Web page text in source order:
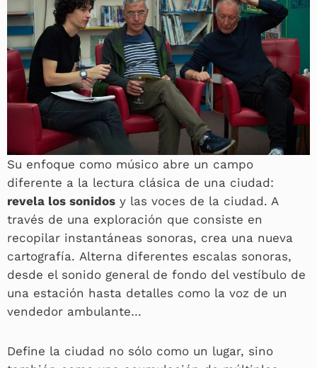
Su enfoque como músico abre un campo
diferente a la lectura clásica de una ciudad:
revela los sonidos y las voces de la ciudad. A
través de una exploración que consiste en
recopilar instantáneas sonoras, crea una nueva
cartografía. Alterna diferentes escalas sonoras,
desde el sonido general de fondo del vestíbulo de
una estación hasta detalles como la voz de un
vendedor ambulante…
Define la ciudad no sólo como un lugar, sino